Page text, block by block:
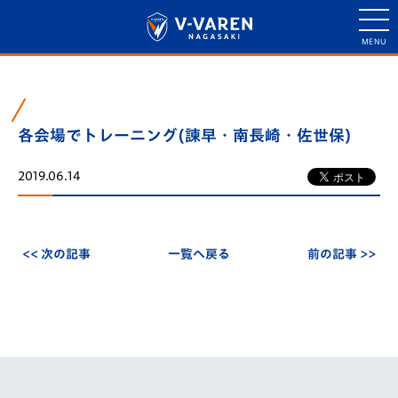
各会場でトレーニング(諫早・南長崎・佐世保)
2019.06.14
<< 次の記事 一覧へ戻る 前の記事 >>